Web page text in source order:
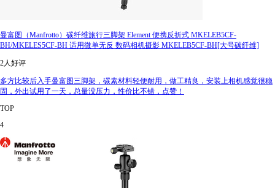
曼富图（Manfrotto）碳纤维旅行三脚架 Element 便携反折式 MKELEB5CF-
BH/MKELES5CF-BH 适用微单无反 数码相机摄影 MKELEB5CF-BH[大号碳纤维]
2人好评
多方比较后入手曼富图三脚架，碳素材料轻便耐用，做工精良，安装上相机感觉很稳
固，外出试用了一天，总量没压力，性价比不错，点赞！
TOP
4